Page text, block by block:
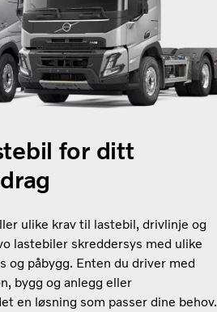
for ditt
ulike krav til lastebil, drivlinje og
lastebiler skreddersys med ulike
og påbygg. Enten du driver med
bygg og anlegg eller
en løsning som passer dine behov.